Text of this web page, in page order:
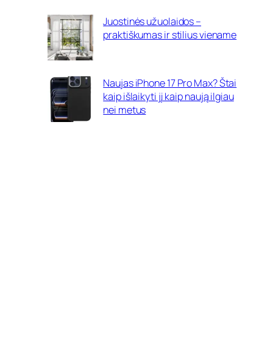
Juostinės užuolaidos –
praktiškumas ir stilius viename
Naujas iPhone 17 Pro Max? Štai
kaip išlaikyti jį kaip naują ilgiau
nei metus